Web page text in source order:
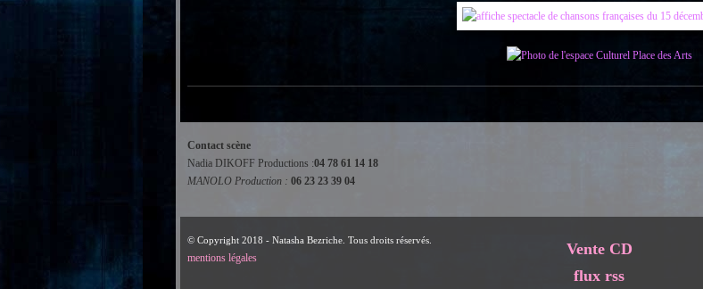
Contact scène
Nadia DIKOFF Productions :04 78 61 14 18
MANOLO Production : 06 23 23 39 04
© Copyright 2018 - Natasha Bezriche. Tous droits réservés.
mentions légales
Vente CD
flux rss